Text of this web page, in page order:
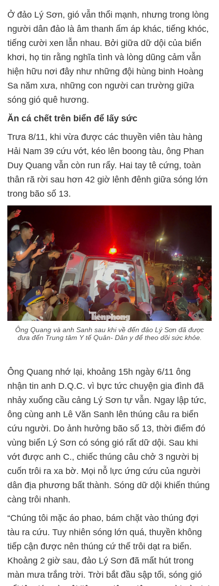
Ở đảo Lý Sơn, gió vẫn thổi mạnh, nhưng trong lòng
người dân đảo là âm thanh ấm áp khác, tiếng khóc,
tiếng cười xen lẫn nhau. Bởi giữa dữ dội của biển
khơi, họ tin rằng nghĩa tình và lòng dũng cảm vẫn
hiện hữu nơi đây như những đội hùng binh Hoàng
Sa năm xưa, những con người can trường giữa
sóng gió quê hương.
Ăn cá chết trên biển để lấy sức
Trưa 8/11, khi vừa được các thuyền viên tàu hàng
Hải Nam 39 cứu vớt, kéo lên boong tàu, ông Phan
Duy Quang vẫn còn run rẩy. Hai tay tê cứng, toàn
thân rã rời sau hơn 42 giờ lênh đênh giữa sóng lớn
trong bão số 13.
Ông Quang và anh Sanh sau khi về đến đảo Lý Sơn đã được
đưa đến Trung tâm Y tế Quân- Dân y để theo dõi sức khỏe.
Ông Quang nhớ lại, khoảng 15h ngày 6/11 ông
nhận tin anh D.Q.C. vì bực tức chuyện gia đình đã
nhảy xuống cầu cảng Lý Sơn tự vẫn. Ngay lập tức,
ông cùng anh Lê Văn Sanh lên thúng câu ra biển
cứu người. Do ảnh hưởng bão số 13, thời điểm đó
vùng biển Lý Sơn có sóng gió rất dữ dội. Sau khi
vớt được anh C., chiếc thúng câu chở 3 người bị
cuốn trôi ra xa bờ. Mọi nỗ lực ứng cứu của người
dân địa phương bất thành. Sóng dữ dội khiến thúng
càng trôi nhanh.
“Chúng tôi mặc áo phao, bám chặt vào thúng đợi
tàu ra cứu. Tuy nhiên sóng lớn quá, thuyền không
tiếp cận được nên thúng cứ thế trôi dạt ra biển.
Khoảng 2 giờ sau, đảo Lý Sơn đã mất hút trong
màn mưa trắng trời. Trời bắt đầu sập tối, sóng gió